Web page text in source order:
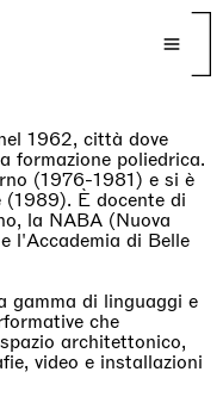
1962, città dove
formazione poliedrica.
(1976-1981) e si è
(1989). È docente di
la NABA (Nuova
l'Accademia di Belle
gamma di linguaggi e
che
architettonico,
video e installazioni